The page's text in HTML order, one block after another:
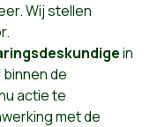
Wij stellen
in
de
actie te
met de